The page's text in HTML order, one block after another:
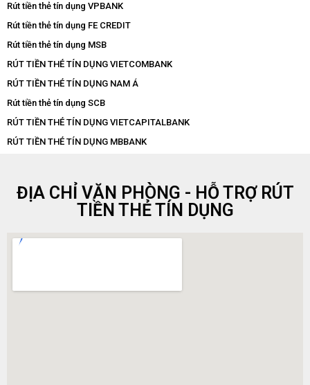
Rút tiền thẻ tín dụng VPBANK
Rút tiền thẻ tín dụng FE CREDIT
Rút tiền thẻ tín dụng MSB
RÚT TIỀN THẺ TÍN DỤNG VIETCOMBANK
RÚT TIỀN THẺ TÍN DỤNG NAM Á
Rút tiền thẻ tín dụng SCB
RÚT TIỀN THẺ TÍN DỤNG VIETCAPITALBANK
RÚT TIỀN THẺ TÍN DỤNG MBBANK
ĐỊA CHỈ VĂN PHÒNG - HỖ TRỢ RÚT
TIỀN THẺ TÍN DỤNG